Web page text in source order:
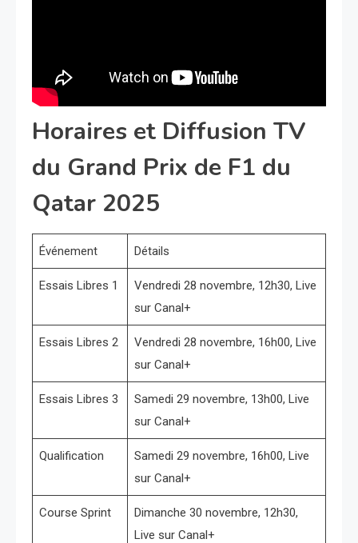
Horaires et Diffusion TV
du Grand Prix de F1 du
Qatar 2025
Événement Détails
Essais Libres 1
Vendredi 28 novembre, 12h30, Live
sur Canal+
Essais Libres 2
Vendredi 28 novembre, 16h00, Live
sur Canal+
Essais Libres 3
Samedi 29 novembre, 13h00, Live
sur Canal+
Qualification
Samedi 29 novembre, 16h00, Live
sur Canal+
Course Sprint
Dimanche 30 novembre, 12h30,
Live sur Canal+